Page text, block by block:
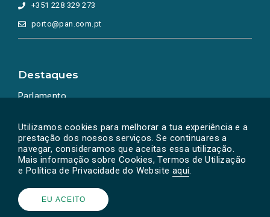
Utilizamos cookies para melhorar a tua experiência e a
prestação dos nossos serviços. Se continuares a
navegar, consideramos que aceitas essa utilização.
Mais informação sobre Cookies, Termos de Utilização
e Política de Privacidade do Website aqui.
EU ACEITO
+351 228 329 273
porto@pan.com.pt
Destaques
Parlamento
Powered by © PAN 2026